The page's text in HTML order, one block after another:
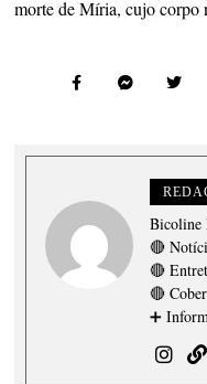
morte de Míria, cujo corpo
Bicoline
🔴
🔴
🔴
➕